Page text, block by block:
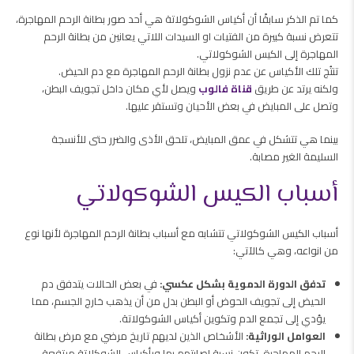
كما تم الذكر سابقًا أن أكياس الشوكولاتة هي أحد صور بطانة الرحم المهاجرة،
تتعرض نسبة كبيرة من الفتيات او السيدات اللاتي يعانين من بطانة الرحم
المهاجرة إلى الكيس الشوكولاتي.
تنتُج تلك الأكياس عن عدم نزول بطانة الرحم المهاجرة مع دم الحيض.
ولكنه يرتد عن طريق قناة فالوب ويصل لأي مكان داخل تجويف البطن،
وتصل على المبايض في بعض الأحيان وتستقر عليها.
بينما هي تتشكل في عمق المبايض، تلحق الأذى والضرر حتى للأنسجة
السليمة الغير مصابة.
أسباب الكيس الشوكولاتي
أسباب الكيس الشوكولاتي تتشابه مع أسباب بطانة الرحم المهاجرة لأنها نوع
من انواعه، وهي كالآتي:
تدفق الدورة الدموية بشكل عكسي: في بعض الحالات يتدفق دم
الحيض إلى تجويف الحوض أو البطن بدل من أن يذهب خارج الجسم، مما
يؤدي إلى تجمع الدم وتكوين أكياس الشوكولاتة.
العوامل الوراثية: الأشخاص الذين لديهم تاريخ مرضي مع مرض بطانة